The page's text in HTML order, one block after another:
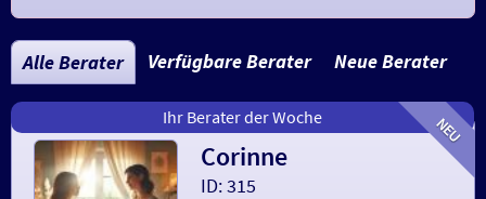
Alle Berater Verfügbare Berater Neue Berater
Corinne
ID: 315